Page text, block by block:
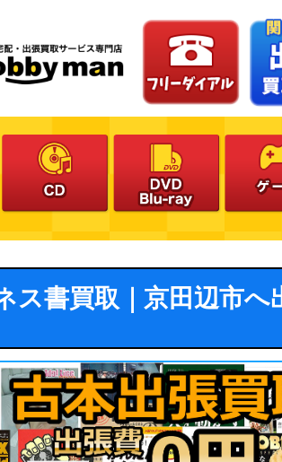
ス書買取｜京田辺市へ